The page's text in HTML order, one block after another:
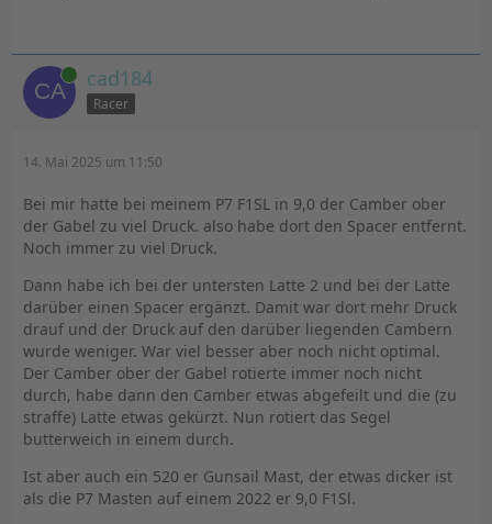
Online cad184
Racer
14. Mai 2025 um 11:50
Bei mir hatte bei meinem P7 F1SL in 9,0 der Camber ober
der Gabel zu viel Druck. also habe dort den Spacer entfernt.
Noch immer zu viel Druck.
Dann habe ich bei der untersten Latte 2 und bei der Latte
darüber einen Spacer ergänzt. Damit war dort mehr Druck
drauf und der Druck auf den darüber liegenden Cambern
wurde weniger. War viel besser aber noch nicht optimal.
Der Camber ober der Gabel rotierte immer noch nicht
durch, habe dann den Camber etwas abgefeilt und die (zu
straffe) Latte etwas gekürzt. Nun rotiert das Segel
butterweich in einem durch.
Ist aber auch ein 520 er Gunsail Mast, der etwas dicker ist
als die P7 Masten auf einem 2022 er 9,0 F1Sl.